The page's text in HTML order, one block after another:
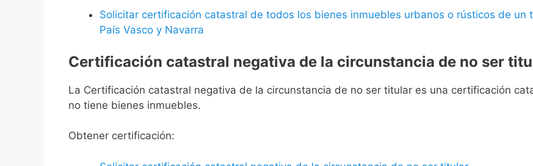
Solicitar certificación catastral de todos los bienes inmuebles urbanos o rústicos de
País Vasco y Navarra
Certificación catastral negativa de la circunstancia de no ser
La Certificación catastral negativa de la circunstancia de no ser titular es una certificación
no tiene bienes inmuebles.
Obtener certificación: